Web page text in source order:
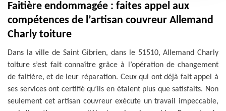
Faitière endommagée : faites appel aux
compétences de l’artisan couvreur Allemand
Charly toiture
Dans la ville de Saint Gibrien, dans le 51510, Allemand Charly
toiture s’est fait connaître grâce à l’opération de changement
de faitière, et de leur réparation. Ceux qui ont déjà fait appel à
ses services ont certifié qu’ils en étaient plus que satisfaits. Non
seulement cet artisan couvreur exécute un travail impeccable,